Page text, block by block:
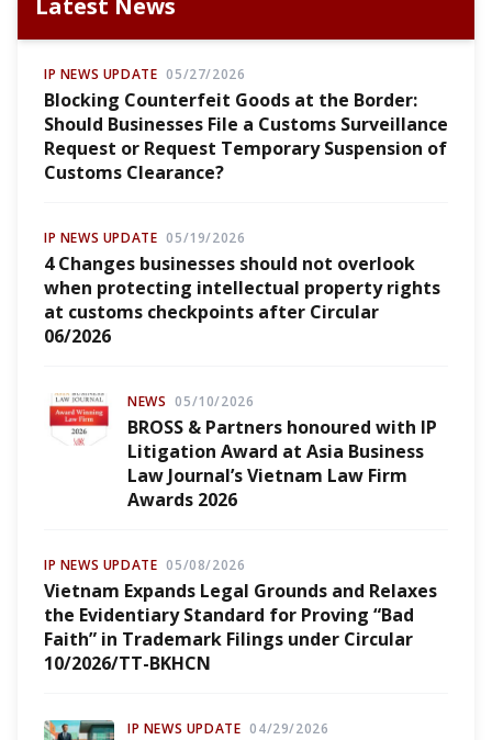
IP NEWS UPDATE 05/27/2026
Blocking Counterfeit Goods at the Border:
Should Businesses File a Customs Surveillance
Request or Request Temporary Suspension of
Customs Clearance?
IP NEWS UPDATE 05/19/2026
4 Changes businesses should not overlook
when protecting intellectual property rights
at customs checkpoints after Circular
06/2026
NEWS 05/10/2026
BROSS & Partners honoured with IP
Litigation Award at Asia Business
Law Journal’s Vietnam Law Firm
Awards 2026
IP NEWS UPDATE 05/08/2026
Vietnam Expands Legal Grounds and Relaxes
the Evidentiary Standard for Proving “Bad
Faith” in Trademark Filings under Circular
10/2026/TT-BKHCN
IP NEWS UPDATE 04/29/2026